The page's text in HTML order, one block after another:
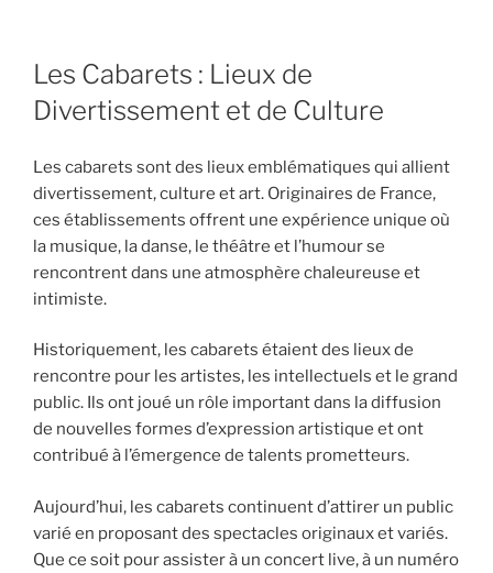
Les Cabarets : Lieux de
Divertissement et de Culture
Les cabarets sont des lieux emblématiques qui allient
divertissement, culture et art. Originaires de France,
ces établissements offrent une expérience unique où
la musique, la danse, le théâtre et l’humour se
rencontrent dans une atmosphère chaleureuse et
intimiste.
Historiquement, les cabarets étaient des lieux de
rencontre pour les artistes, les intellectuels et le grand
public. Ils ont joué un rôle important dans la diffusion
de nouvelles formes d’expression artistique et ont
contribué à l’émergence de talents prometteurs.
Aujourd’hui, les cabarets continuent d’attirer un public
varié en proposant des spectacles originaux et variés.
Que ce soit pour assister à un concert live, à un numéro